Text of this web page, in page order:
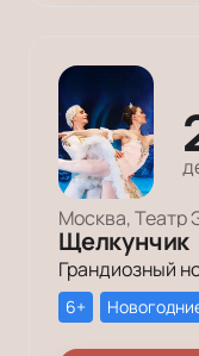
Москва, Театр
Щелкунчик
6+